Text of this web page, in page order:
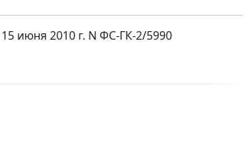
июня 2010 г. N ФС-ГК-2/5990